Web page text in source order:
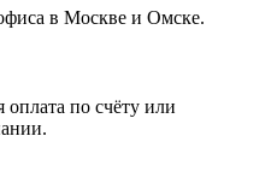
в Москве и Омске.
по счёту или